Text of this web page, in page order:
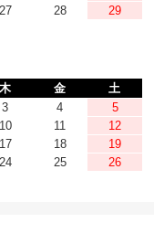
27 28
29
木 金
土
3 4
5
10 11
12
17 18
19
24 25
26